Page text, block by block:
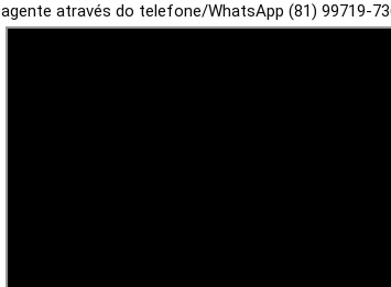
agente através do telefone/WhatsApp (81) 99719-